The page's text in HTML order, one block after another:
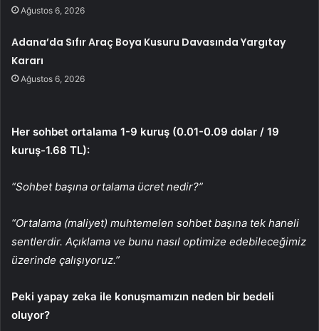
Ağustos 6, 2026
Adana’da Sıfır Araç Boya Kusuru Davasında Yargıtay
Kararı
Ağustos 6, 2026
Her sohbet ortalama 1-9 kuruş (0.01-0.09 dolar / 19
kuruş-1.68 TL):
“Sohbet başına ortalama ücret nedir?”
“Ortalama (maliyet) muhtemelen sohbet başına tek haneli
sentlerdir. Açıklama ve bunu nasıl optimize edebileceğimiz
üzerinde çalışıyoruz.”
Peki yapay zeka ile konuşmamızın neden bir bedeli
oluyor?